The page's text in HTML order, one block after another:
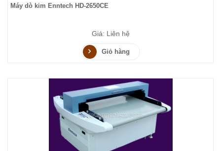
Máy dò kim Enntech HD-2650CE
Giá: Liên hệ
Giỏ hàng